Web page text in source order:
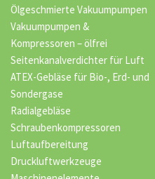
Ölgeschmierte Vakuumpumpen
Vakuumpumpen &
Kompressoren – ölfrei
Seitenkanalverdichter für Luft
ATEX-Gebläse für Bio-, Erd- und
Sondergase
Radialgebläse
Schraubenkompressoren
Luftaufbereitung
Druckluftwerkzeuge